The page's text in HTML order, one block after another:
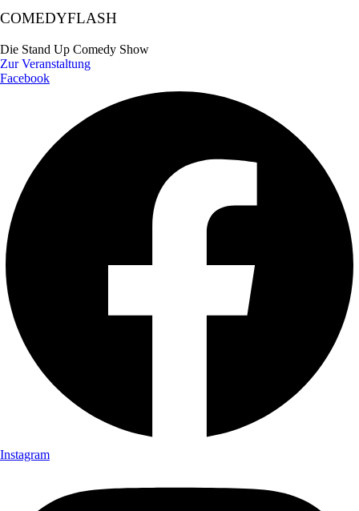
COMEDYFLASH
Die Stand Up Comedy Show
Zur Veranstaltung
Facebook
Instagram